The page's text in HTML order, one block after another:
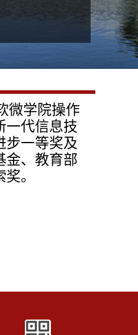
微学院操作
一代信息技
步一等奖及
金、教育部
。